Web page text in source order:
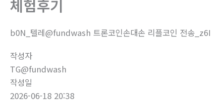
체험후기
b0N_텔레@fundwash 트론코인손대손 리플코인 전송_z6I
작성자
TG@fundwash
작성일
2026-06-18 20:38